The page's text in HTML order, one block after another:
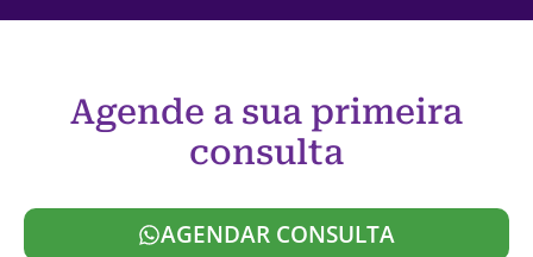
Agende a sua primeira
consulta
AGENDAR CONSULTA